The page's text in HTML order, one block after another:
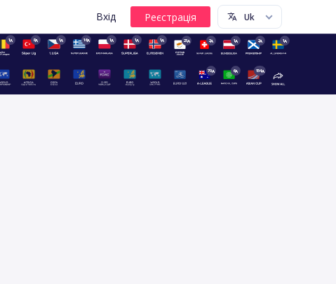
Вхід
1д 8д 1д 16д 1д 1д 1д 23д 2д 1д 2д 1д
70д 6д 154д